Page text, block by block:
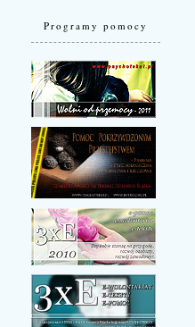
Programy pomocy